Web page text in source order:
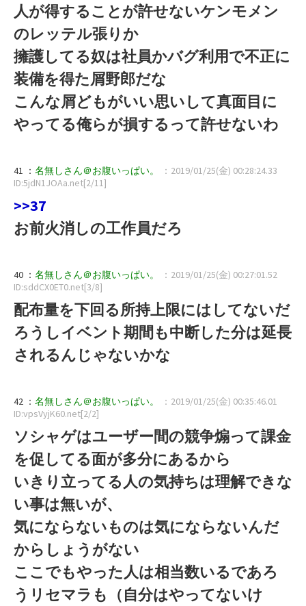
人が得することが許せないケンモメン
のレッテル張りか
擁護してる奴は社員かバグ利用で不正に
装備を得た屑野郎だな
こんな屑どもがいい思いして真面目に
やってる俺らが損するって許せないわ
41 ： 名無しさん＠お腹いっぱい。
：2019/01/25(金) 00:28:24.33
ID:5jdN1JOAa.net[2/11]
>>37
お前火消しの工作員だろ
40 ： 名無しさん＠お腹いっぱい。
：2019/01/25(金) 00:27:01.52
ID:sddCX0ET0.net[3/8]
配布量を下回る所持上限にはしてないだ
ろうしイベント期間も中断した分は延長
されるんじゃないかな
42 ： 名無しさん＠お腹いっぱい。
：2019/01/25(金) 00:35:46.01
ID:vpsVyjK60.net[2/2]
ソシャゲはユーザー間の競争煽って課金
を促してる面が多分にあるから
いきり立ってる人の気持ちは理解できな
い事は無いが、
気にならないものは気にならないんだ
からしょうがない
ここでもやった人は相当数いるであろ
うリセマラも（自分はやってないけ